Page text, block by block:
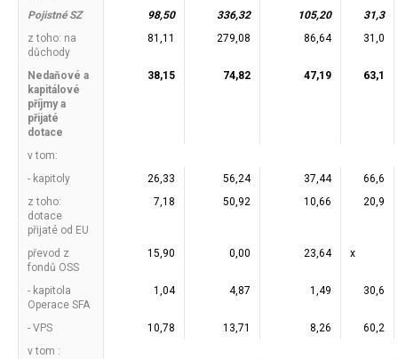
Pojistné SZ 98,50 336,32 105,20
31,3
z toho: na
důchody
81,11 279,08 86,64 31,0
Nedaňové a
kapitálové
příjmy a
přijaté
dotace
38,15 74,82 47,19 63,1
v tom:
- kapitoly
26,33 56,24 37,44
66,6
z toho:
dotace
přijaté od EU
7,18 50,92 10,66 20,9
převod z
fondů OSS
15,90 0,00 23,64 x
- kapitola
Operace SFA
1,04 4,87 1,49 30,6
- VPS 10,78 13,71 8,26
60,2
v tom :